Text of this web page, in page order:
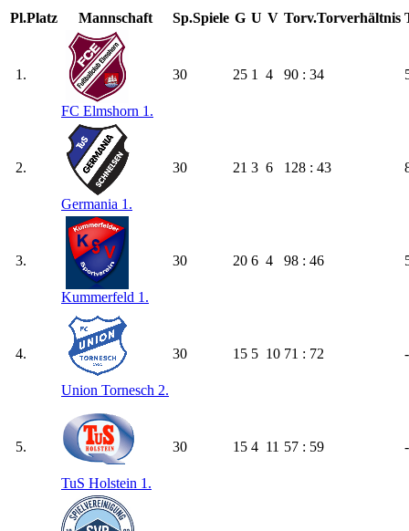
Pl.Platz Mannschaft Sp.Spiele G U V Torv.Torverhältnis
1.
FC Elmshorn 1.
30 25 1 4 90 : 34
2.
Germania 1.
30 21 3 6 128 : 43
3.
Kummerfeld 1.
30 20 6 4 98 : 46
4.
Union Tornesch 2.
30 15 5 10 71 : 72
5.
TuS Holstein 1.
30 15 4 11 57 : 59